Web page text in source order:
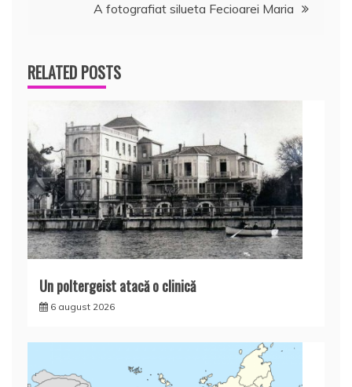
A fotografiat silueta Fecioarei Maria
RELATED POSTS
Un poltergeist atacă o clinică
6 august 2026